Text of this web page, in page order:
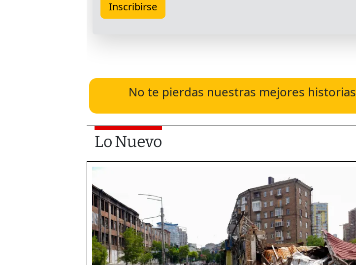
No te pierdas nuestras mejores historias
Lo Nuevo